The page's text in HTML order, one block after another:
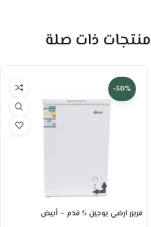
منتجات ذات صلة
-30%
فريزر ارضي يوجين 5 قدم – أبيض